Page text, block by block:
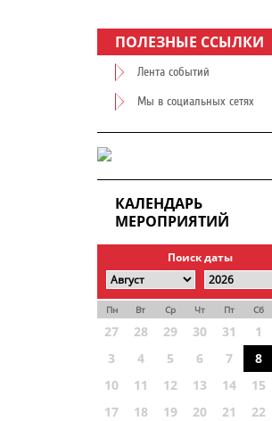
ПОЛЕЗНЫЕ ССЫЛКИ
Лента событий
Мы в социальных сетях
КАЛЕНДАРЬ
МЕРОПРИЯТИЙ
Поиск даты
Пн Вт Ср Чт Пт Сб
27 28 29 30 31 1
3
4 5 6 7 8
10
11 12 13 14 15
17
18 19 20 21 22